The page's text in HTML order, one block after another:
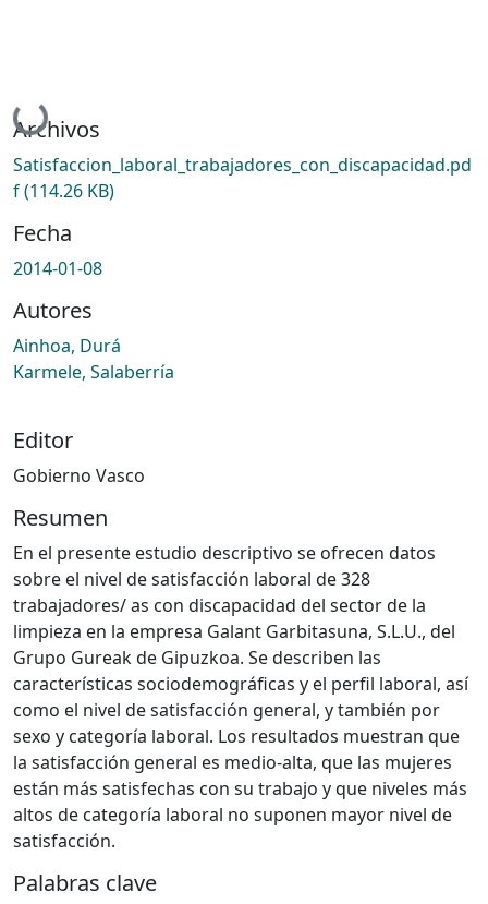
Cargando...
Archivos
Satisfaccion_laboral_trabajadores_con_discapacidad.pd
f(114.26 KB)
Fecha
2014-01-08
Autores
Ainhoa, Durá
Karmele, Salaberría
Editor
Gobierno Vasco
Resumen
En el presente estudio descriptivo se ofrecen datos
sobre el nivel de satisfacción laboral de 328
trabajadores/ as con discapacidad del sector de la
limpieza en la empresa Galant Garbitasuna, S.L.U., del
Grupo Gureak de Gipuzkoa. Se describen las
características sociodemográficas y el perfil laboral, así
como el nivel de satisfacción general, y también por
sexo y categoría laboral. Los resultados muestran que
la satisfacción general es medio-alta, que las mujeres
están más satisfechas con su trabajo y que niveles más
altos de categoría laboral no suponen mayor nivel de
satisfacción.
Palabras clave